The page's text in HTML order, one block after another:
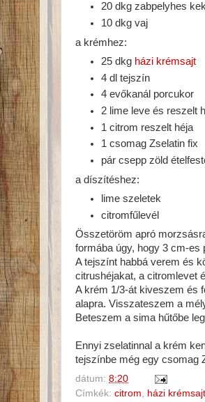
20 dkg zabpelyhes
10 dkg vaj
a krémhez:
25 dkg házi krémsajt
4 dl tejszín
4 evőkanál porcukor
2 lime leve és reszelt
1 citrom reszelt héja
1 csomag Zselatin fix
pár csepp zöld
a díszítéshez:
lime szeletek
citromfűlevél
Összetöröm apró
formába úgy, hogy 3 cm-es
A tejszínt habbá verem és
citrushéjakat, a citromlevet
A krém 1/3-át kiveszem és
alapra. Visszateszem a
Beteszem a sima hűtőbe
Ennyi zselatinnal a krém
tejszínbe még egy csomag
dátum: 8:20
Címkék: citrom házi krémsajt